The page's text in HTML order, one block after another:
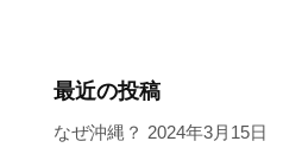
最近の投稿
なぜ沖縄？ 2024年3月15日